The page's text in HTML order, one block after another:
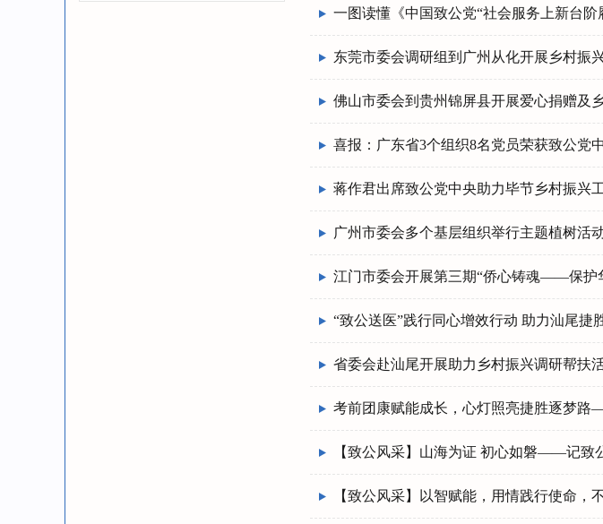
一图读懂《中国致公党“社会服务上新台阶
东莞市委会调研组到广州从化开展乡村振
佛山市委会到贵州锦屏县开展爱心捐赠及
喜报：广东省3个组织8名党员荣获致公党
蒋作君出席致公党中央助力毕节乡村振兴
广州市委会多个基层组织举行主题植树活
江门市委会开展第三期“侨心铸魂——保护
“致公送医”践行同心增效行动 助力汕尾捷
省委会赴汕尾开展助力乡村振兴调研帮扶
考前团康赋能成长，心灯照亮捷胜逐梦路
【致公风采】山海为证 初心如磐——记致
【致公风采】以智赋能，用情践行使命，不